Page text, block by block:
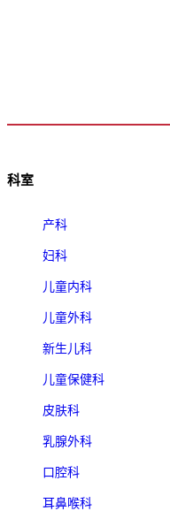
科室
产科
妇科
儿童内科
儿童外科
新生儿科
儿童保健科
皮肤科
乳腺外科
口腔科
耳鼻喉科